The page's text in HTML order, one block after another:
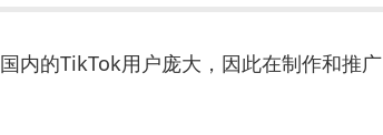
内的TikTok用户庞大，因此在制作和推广